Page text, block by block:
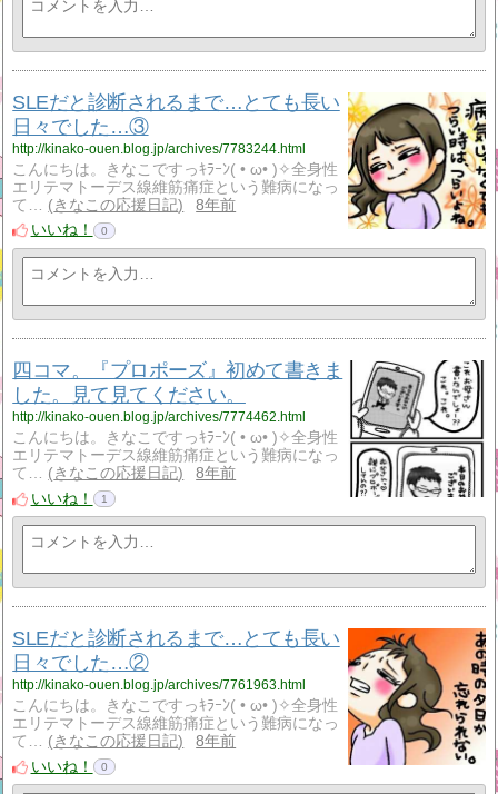
SLEだと診断されるまで…とても長い
日々でした…③
http://kinako-ouen.blog.jp/archives/7783244.html
こんにちは。きなこですっｷﾗｰﾝ( • ω• )✧全身性
エリテマトーデス線維筋痛症という難病になっ
て…
きなこの応援日記
8年前
いいね！
0
四コマ。『プロポーズ』初めて書きま
した。見て見てください。
http://kinako-ouen.blog.jp/archives/7774462.html
こんにちは。きなこですっｷﾗｰﾝ( • ω• )✧全身性
エリテマトーデス線維筋痛症という難病になっ
て…
きなこの応援日記
8年前
いいね！
1
SLEだと診断されるまで…とても長い
日々でした…②
http://kinako-ouen.blog.jp/archives/7761963.html
こんにちは。きなこですっｷﾗｰﾝ( • ω• )✧全身性
エリテマトーデス線維筋痛症という難病になっ
て…
きなこの応援日記
8年前
いいね！
0